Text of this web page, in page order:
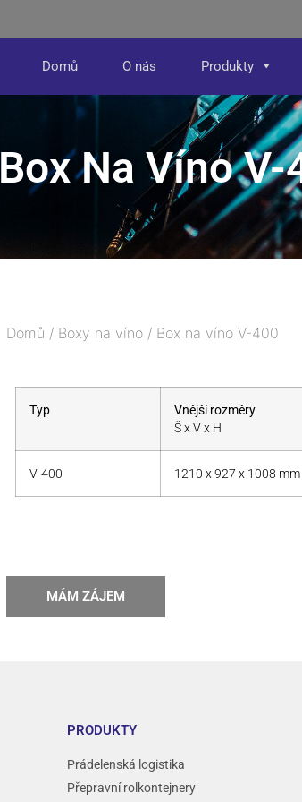
Domů O nás Produkty
Box Na Víno V-
Domů / Boxy na víno/ Box na víno V-400
Typ
Vnější rozměry
Š x V x H
V-400 1210 x 927 x 1008 mm
MÁM ZÁJEM
PRODUKTY
Prádelenská logistika
Přepravní rolkontejnery